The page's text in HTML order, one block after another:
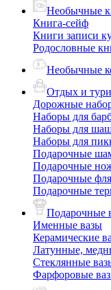
Необычные
Книга-сейф
Книги записи
Родословные
Необычные
Отдых и
Дорожные
Наборы для
Наборы для
Наборы для
Подарочные
Подарочные
Подарочные
Подарочные
Подарочные
Именные вазы
Керамические
Латунные,
Стеклянные
Фарфоровые